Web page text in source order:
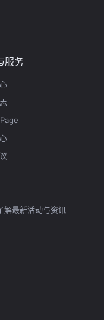
服务
解最新活动与资讯